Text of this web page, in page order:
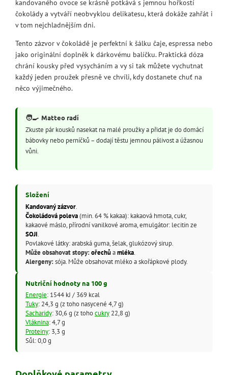
kandovaného ovoce se krásně potkává s jemnou hořkostí
čokolády a vytváří neobvyklou delikatesu, která dokáže zahřát i
v tom nejchladnějším dni.
Tento zázvor v čokoládě je perfektní k šálku čaje, espressa nebo
jako originální doplněk k dárkovému balíčku. Praktická dóza
chrání kousky před vysycháním a vy si tak můžete vychutnat
každý jeden proužek přesně ve chvíli, kdy dostanete chuť na
něco výjimečného.
🧑‍🍳 Matteo radí
Zkuste pár kousků nasekat na malé proužky a přidat je do domácí
bábovky nebo perníčků – dodají těstu jemnou pálivost a úžasnou
vůni.
Složení
Kandovaný zázvor.
Čokoládová poleva(min. 64 % kakaa): kakaová hmota, cukr,
kakaové máslo, přírodní vanilkové aroma, emulgátor: lecitin ze
SOJI.
Povlakové látky: arabská guma, šelak, glukózový sirup.
Může obsahovat stopy:ořechůamléka.
Alergeny:sója. Může obsahovat mléko a skořápkové plody.
Nutriční hodnoty na 100 g
Energie: 1544 kJ / 369 kcal
Tuky: 24,3 g (z toho nasycené 4,7 g)
Sacharidy: 30,6 g (z tohocukry22,8 g)
Vláknina: 4,7 g
Proteiny: 3,3 g
Sůl: 0,0 g